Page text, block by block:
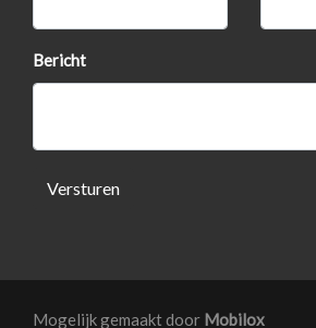
Dimlichten automatisch
Koplampreiniging
Bericht
Versturen
Mogelijk gemaakt door Mobilox